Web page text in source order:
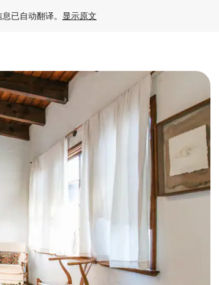
已自动翻译。 显示原文